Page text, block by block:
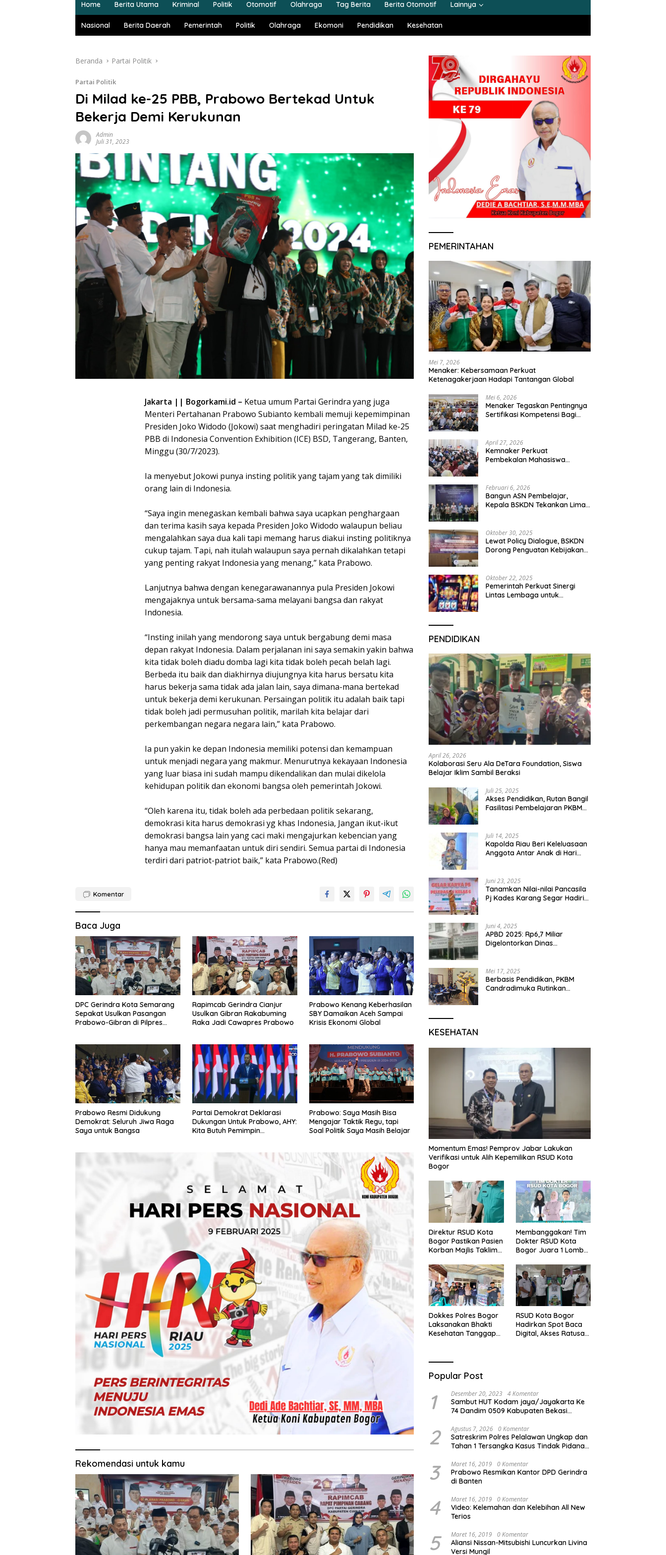
Home Berita Utama Kriminal Politik Otomotif Olahraga Tag Berita Berita Otomotif Lainnya
Nasional Berita Daerah Pemerintah Politik Olahraga Ekomoni Pendidikan Kesehatan
Beranda Partai Politik
Partai Politik
Di Milad ke-25 PBB, Prabowo Bertekad Untuk
Bekerja Demi Kerukunan
Admin
Juli 31, 2023
Jakarta || Bogorkami.id – Ketua umum Partai Gerindra yang juga
Menteri Pertahanan Prabowo Subianto kembali memuji kepemimpinan
Presiden Joko Widodo (Jokowi) saat menghadiri peringatan Milad ke-25
PBB di Indonesia Convention Exhibition (ICE) BSD, Tangerang, Banten,
Minggu (30/7/2023).
Ia menyebut Jokowi punya insting politik yang tajam yang tak dimiliki
orang lain di Indonesia.
“Saya ingin menegaskan kembali bahwa saya ucapkan penghargaan
dan terima kasih saya kepada Presiden Joko Widodo walaupun beliau
mengalahkan saya dua kali tapi memang harus diakui insting politiknya
cukup tajam. Tapi, nah itulah walaupun saya pernah dikalahkan tetapi
yang penting rakyat Indonesia yang menang,” kata Prabowo.
Lanjutnya bahwa dengan kenegarawanannya pula Presiden Jokowi
mengajaknya untuk bersama-sama melayani bangsa dan rakyat
Indonesia.
“Insting inilah yang mendorong saya untuk bergabung demi masa
depan rakyat Indonesia. Dalam perjalanan ini saya semakin yakin bahwa
kita tidak boleh diadu domba lagi kita tidak boleh pecah belah lagi.
Berbeda itu baik dan diakhirnya diujungnya kita harus bersatu kita
harus bekerja sama tidak ada jalan lain, saya dimana-mana bertekad
untuk bekerja demi kerukunan. Persaingan politik itu adalah baik tapi
tidak boleh jadi permusuhan politik, marilah kita belajar dari
perkembangan negara negara lain,” kata Prabowo.
Ia pun yakin ke depan Indonesia memiliki potensi dan kemampuan
untuk menjadi negara yang makmur. Menurutnya kekayaan Indonesia
yang luar biasa ini sudah mampu dikendalikan dan mulai dikelola
kehidupan politik dan ekonomi bangsa oleh pemerintah Jokowi.
“Oleh karena itu, tidak boleh ada perbedaan politik sekarang,
demokrasi kita harus demokrasi yg khas Indonesia, Jangan ikut-ikut
demokrasi bangsa lain yang caci maki mengajurkan kebencian yang
hanya mau memanfaatan untuk diri sendiri. Semua partai di Indonesia
terdiri dari patriot-patriot baik,” kata Prabowo.(Red)
Komentar
Baca Juga
DPC Gerindra Kota Semarang
Sepakat Usulkan Pasangan
Prabowo-Gibran di Pilpres
Rapimcab Gerindra Cianjur
Usulkan Gibran Rakabuming
Raka Jadi Cawapres Prabowo
Prabowo Kenang Keberhasilan
SBY Damaikan Aceh Sampai
Krisis Ekonomi Global
Prabowo Resmi Didukung
Demokrat: Seluruh Jiwa Raga
Saya untuk Bangsa
Partai Demokrat Deklarasi
Dukungan Untuk Prabowo, AHY:
Kita Butuh Pemimpin
Prabowo: Saya Masih Bisa
Mengajar Taktik Regu, tapi
Soal Politik Saya Masih Belajar
Rekomendasi untuk kamu
PEMERINTAHAN
Mei 7, 2026
Menaker: Kebersamaan Perkuat
Ketenagakerjaan Hadapi Tantangan Global
Mei 6, 2026
Menaker Tegaskan Pentingnya
Sertifikasi Kompetensi Bagi
April 27, 2026
Kemnaker Perkuat
Pembekalan Mahasiswa
Februari 6, 2026
Bangun ASN Pembelajar,
Kepala BSKDN Tekankan Lima
Oktober 30, 2025
Lewat Policy Dialogue, BSKDN
Dorong Penguatan Kebijakan
Oktober 22, 2025
Pemerintah Perkuat Sinergi
Lintas Lembaga untuk
PENDIDIKAN
April 26, 2026
Kolaborasi Seru Ala DeTara Foundation, Siswa
Belajar Iklim Sambil Beraksi
Juli 25, 2025
Akses Pendidikan, Rutan Bangil
Fasilitasi Pembelajaran PKBM
Juli 14, 2025
Kapolda Riau Beri Keleluasaan
Anggota Antar Anak di Hari
Juni 23, 2025
Tanamkan Nilai-nilai Pancasila
Pj Kades Karang Segar Hadiri
01 Karang Segar
Juni 4, 2025
APBD 2025: Rp6,7 Miliar
Digelontorkan Dinas
Mei 17, 2025
Berbasis Pendidikan, PKBM
Candradimuka Rutinkan
KESEHATAN
Momentum Emas! Pemprov Jabar Lakukan
Verifikasi untuk Alih Kepemilikan RSUD Kota
Bogor
Direktur RSUD Kota
Bogor Pastikan Pasien
Korban Majlis Taklim
Mendapatkan
Perawatan Maksimal
Membanggakan! Tim
Dokter RSUD Kota
Bogor Juara 1 Lomba
Pengakuan di Pentas
Medis Se-Bogor
Dokkes Polres Bogor
Laksanakan Bhakti
Kesehatan Tanggap
RSUD Kota Bogor
Hadirkan Spot Baca
Digital, Akses Ratusan
Popular Post
1 Desember 20, 2023 4 Komentar
Sambut HUT Kodam jaya/Jayakarta Ke
74 Dandim 0509 Kabupaten Bekasi
Yatim-Piatu
2 Agustus 7, 2026 0 Komentar
Satreskrim Polres Pelalawan Ungkap dan
Tahan 1 Tersangka Kasus Tindak Pidana
3 Maret 16, 2019 0 Komentar
Prabowo Resmikan Kantor DPD Gerindra
di Banten
4 Maret 16, 2019 0 Komentar
Video: Kelemahan dan Kelebihan All New
Terios
5 Maret 16, 2019 0 Komentar
Aliansi Nissan-Mitsubishi Luncurkan Livina
Versi Mungil